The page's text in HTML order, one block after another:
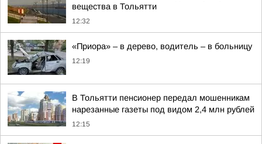
вещества в Тольятти
12:32
«Приора» – в дерево, водитель – в больницу
12:19
В Тольятти пенсионер передал мошенникам
нарезанные газеты под видом 2,4 млн рублей
12:15